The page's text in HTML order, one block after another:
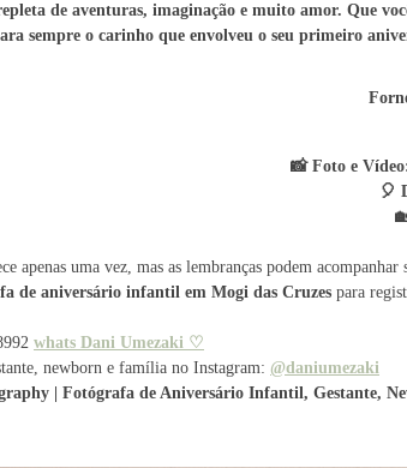
de aventuras, imaginação e muito amor. Que
sempre o carinho que envolveu o seu primeiro
📸 Foto e
🎈
apenas uma vez, mas as lembranças podem
de aniversário infantil em Mogi das Cruzes para
whats Dani Umezaki ♡
newborn e família no Instagram: @daniumezaki
| Fotógrafa de Aniversário Infantil, Gestante,